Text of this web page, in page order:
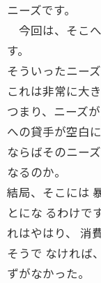
ニーズです。
今回は、そこ
す。
そういったニー
これは非常に大
つまり、ニーズ
への貸手が空白
ならばそのニー
なるのか。
結局、そこには
とにな るわけ
れはやはり、 消
そうで なければ
ずがなかった。